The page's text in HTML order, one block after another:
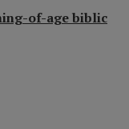
of-age biblic